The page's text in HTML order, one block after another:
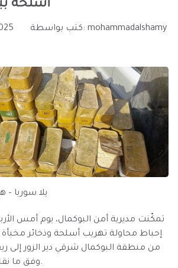
أسلحة
كتب بواسطة: mohammadalshamy
يلا سوريا –
إحباط محاولة تهريب أسلحة وذخائر
من منطقة البوكمال شرقي دير الزور إلى
وفق ما نقلته الإخبارية السورية.